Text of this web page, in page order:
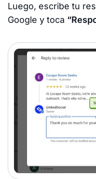
Luego, escribe tu
Google y toca